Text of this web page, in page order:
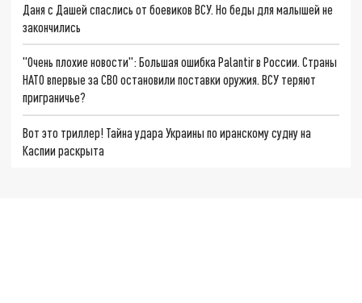
Даня с Дашей спаслись от боевиков ВСУ. Но беды для малышей не
закончились
"Очень плохие новости": Большая ошибка Palantir в России. Страны
НАТО впервые за СВО остановили поставки оружия. ВСУ теряют
приграничье?
Вот это триллер! Тайна удара Украины по иранскому судну на
Каспии раскрыта